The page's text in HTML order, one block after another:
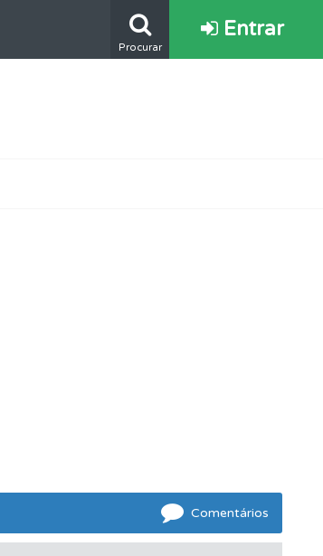
Procurar
Entrar
Comentários